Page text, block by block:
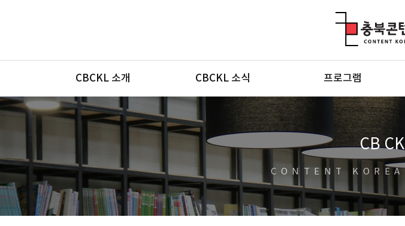
메뉴
CBCKL 소개 CBCKL 소식 프로그램
CB
CONTENT